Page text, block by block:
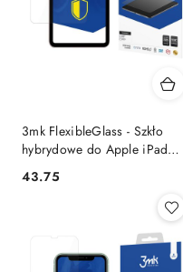
3mk FlexibleGlass - Szkło
hybrydowe do Apple iPad
Cena:
43.75